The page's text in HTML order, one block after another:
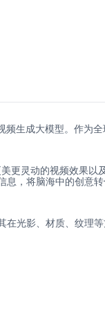
生成大模型。作为
更灵动的视频效果
息，将脑海中的创意
在光影、材质、纹理